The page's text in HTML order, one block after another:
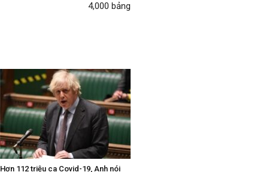
4,000 bảng
Hơn 112 triệu ca Covid-19, Anh nói